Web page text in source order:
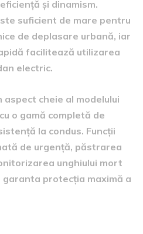
și dinamism.
suficient de mare pentru
de deplasare urbană, iar
facilitează utilizarea
electric.
cheie al modelului
o gamă completă de
la condus. Funcții
de urgență, păstrarea
unghiului mort
protecția maximă a